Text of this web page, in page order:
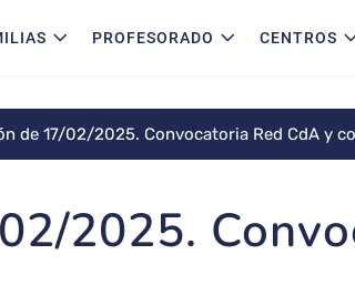
PROFESORADO CENTROS
de 17/02/2025. Convocatoria Red CdA y
2025.